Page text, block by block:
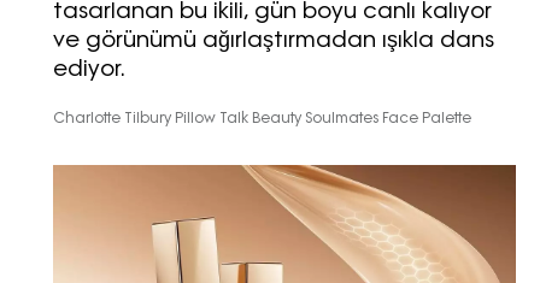
tasarlanan bu ikili, gün boyu canlı kalıyor
ve görünümü ağırlaştırmadan ışıkla dans
ediyor.
Charlotte Tilbury Pillow Talk Beauty Soulmates Face Palette